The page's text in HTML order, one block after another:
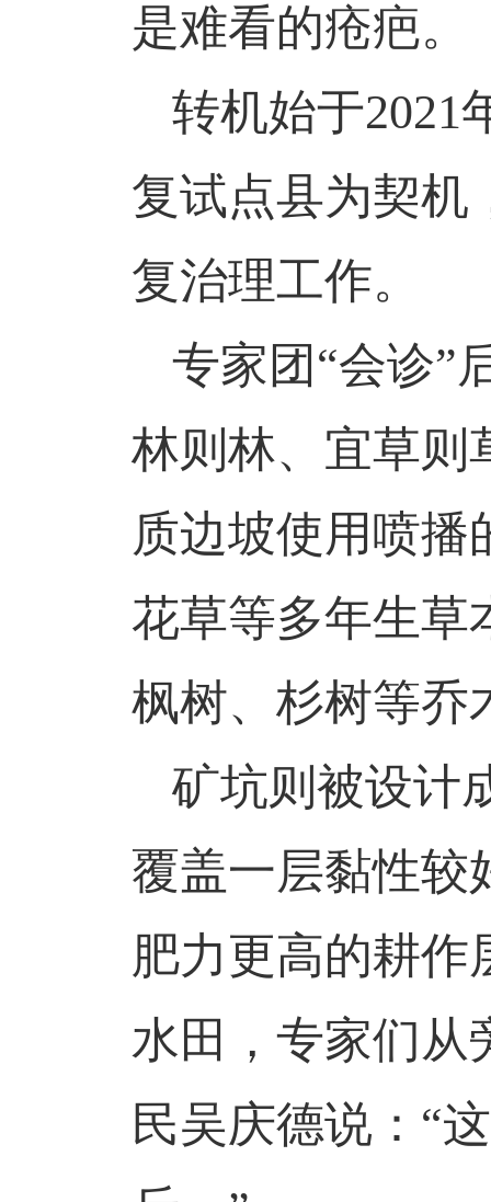
是难看的疮疤。
转机始于2021
复试点县为契机
复治理工作。
专家团 “会诊”
林则林、宜草则
质边坡使用喷播
花草等多年生草
枫树、杉树等乔
矿坑则被设计
覆盖一层黏性较
肥力更高的耕作
水田，专家们从
民吴庆德说：“